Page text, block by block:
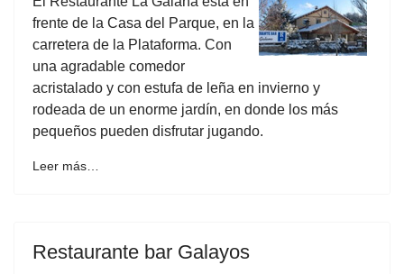
frente de la Casa del Parque, en la
carretera de la Plataforma. Con
una agradable comedor
acristalado y con estufa de leña en invierno y
rodeada de un enorme jardín, en donde los más
pequeños pueden disfrutar jugando.
Leer más…
Restaurante bar Galayos